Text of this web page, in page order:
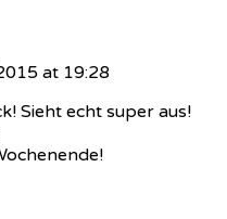
at 19:28
Sieht echt super aus!